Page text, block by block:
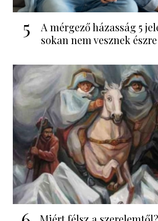
5
A mérgező házasság 5
sokan nem vesznek észre